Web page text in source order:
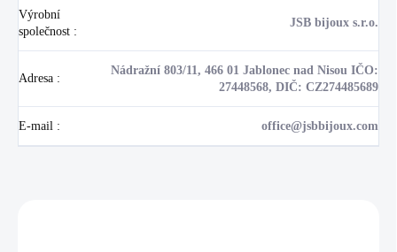
Výrobní
společnost :
JSB bijoux s.r.o.
Adresa :
Nádražní 803/11, 466 01 Jablonec nad Nisou IČO:
27448568, DIČ: CZ274485689
E-mail : office@jsbbijoux.com